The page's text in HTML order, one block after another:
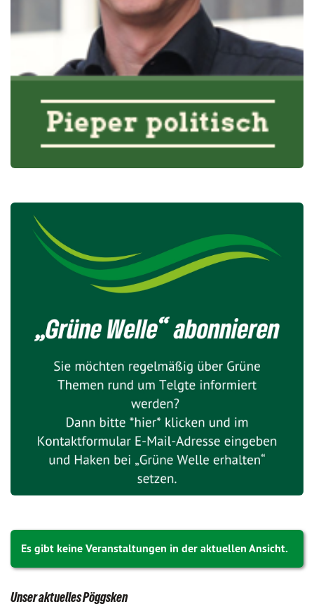
Es gibt keine Veranstaltungen in der aktuellen Ansicht.
Unser aktuelles Pöggsken